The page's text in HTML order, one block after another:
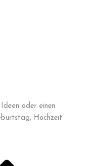
oder einen
Hochzeit